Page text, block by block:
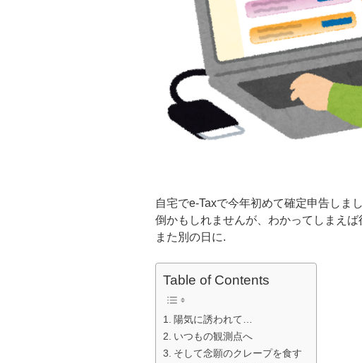
自宅でe-Taxで今年初めて確定申告しま
倒かもしれませんが、わかってしまえ
また別の日に.
Table of Contents
陽気に誘われて…
いつもの観測点へ
そして念願のクレープを食す